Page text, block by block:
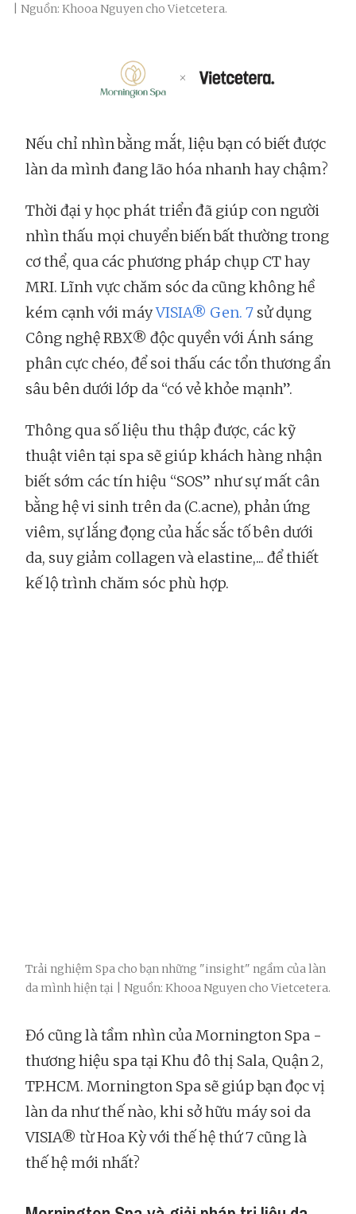
| Nguồn: Khooa Nguyen cho Vietcetera.
Nếu chỉ nhìn bằng mắt, liệu bạn có biết được
làn da mình đang lão hóa nhanh hay chậm?
Thời đại y học phát triển đã giúp con người
nhìn thấu mọi chuyển biến bất thường trong
cơ thể, qua các phương pháp chụp CT hay
MRI. Lĩnh vực chăm sóc da cũng không hề
kém cạnh với máyVISIA® Gen. 7 sử dụng
Công nghệ RBX® độc quyền với Ánh sáng
phân cực chéo, để soi thấu các tổn thương ẩn
sâu bên dưới lớp da “có vẻ khỏe mạnh”.
Thông qua số liệu thu thập được, các kỹ
thuật viên tại spa sẽ giúp khách hàng nhận
biết sớm các tín hiệu “SOS” như sự mất cân
bằng hệ vi sinh trên da (C.acne), phản ứng
viêm, sự lắng đọng của hắc sắc tố bên dưới
da, suy giảm collagen và elastine,... để thiết
kế lộ trình chăm sóc phù hợp.
Trải nghiệm Spa cho bạn những "insight" ngầm của làn
da mình hiện tại | Nguồn: Khooa Nguyen cho Vietcetera.
Đó cũng là tầm nhìn của Mornington Spa -
thương hiệu spa tại Khu đô thị Sala, Quận 2,
TP.HCM. Mornington Spa sẽ giúp bạn đọc vị
làn da như thế nào, khi sở hữu máy soi da
VISIA® từ Hoa Kỳ với thế hệ thứ 7 cũng là
thế hệ mới nhất?